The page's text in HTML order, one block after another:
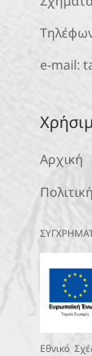
e-mail:
Αρχική
Εθνικό